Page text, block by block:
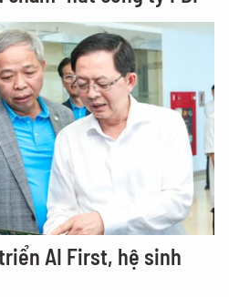
AI First, hệ sinh